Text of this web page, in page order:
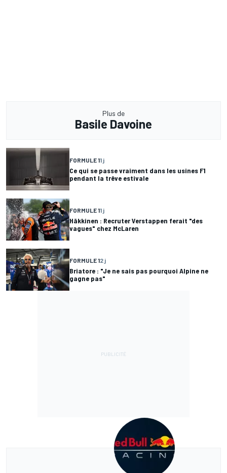
Plus de
Basile Davoine
FORMULE 11 j
Ce qui se passe vraiment dans les usines F1
pendant la trêve estivale
FORMULE 11 j
Häkkinen : Recruter Verstappen ferait "des
vagues" chez McLaren
FORMULE 12 j
Briatore : "Je ne sais pas pourquoi Alpine ne
gagne pas"